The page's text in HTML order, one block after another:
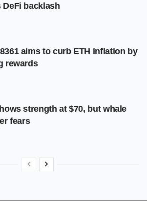
backlash
aims to curb ETH inflation by
rewards
strength at $70, but whale
fears